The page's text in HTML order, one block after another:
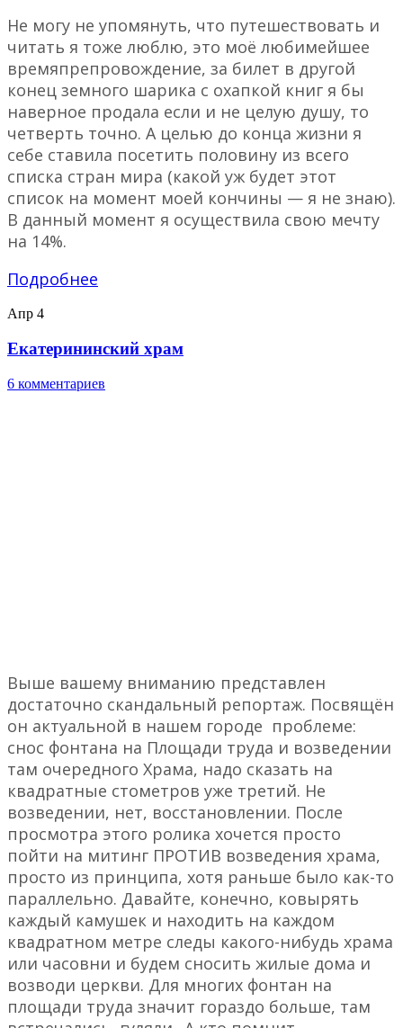
Не могу не упомянуть, что путешествовать и
читать я тоже люблю, это моё любимейшее
времяпрепровождение, за билет в другой
конец земного шарика с охапкой книг я бы
наверное продала если и не целую душу, то
четверть точно. А целью до конца жизни я
себе ставила посетить половину из всего
списка стран мира (какой уж будет этот
список на момент моей кончины — я не знаю).
В данный момент я осуществила свою мечту
на 14%.
Подробнее
Апр 4
Екатерининский храм
6 комментариев
Выше вашему вниманию представлен
достаточно скандальный репортаж. Посвящён
он актуальной в нашем городе проблеме:
снос фонтана на Площади труда и возведении
там очередного Храма, надо сказать на
квадратные стометров уже третий. Не
возведении, нет, восстановлении. После
просмотра этого ролика хочется просто
пойти на митинг ПРОТИВ возведения храма,
просто из принципа, хотя раньше было как-то
параллельно. Давайте, конечно, ковырять
каждый камушек и находить на каждом
квадратном метре следы какого-нибудь храма
или часовни и будем сносить жилые дома и
возводи церкви. Для многих фонтан на
площади труда значит гораздо больше, там